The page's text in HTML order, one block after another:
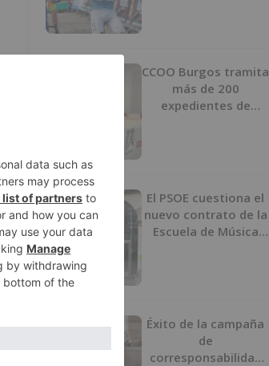
CCOO Burgos tramita
más de 200
expedientes de
4
El PSOE cuestiona el
nuevo contrato de la
Escuela de Música
Éxito de la campaña
de
corresponsabilidad